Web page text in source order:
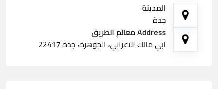
المدينة
جدة
Address معالم الطريق
ابي مالك الاعرابي، الجوهرة، جدة 22417